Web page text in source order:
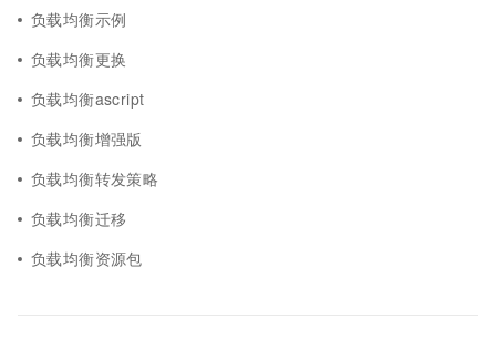
负载均衡示例
负载均衡更换
负载均衡ascript
负载均衡增强版
负载均衡转发策略
负载均衡迁移
负载均衡资源包